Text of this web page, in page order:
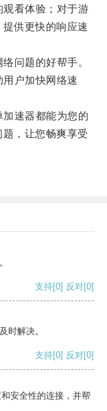
看体验；对于游
供更快的响应速
问题的好帮手。
户加快网络速
速器都能为您的
，让您畅爽享受
支持[0] 反对[0]
时解决。
支持[0] 反对[0]
安全性的连接，并帮